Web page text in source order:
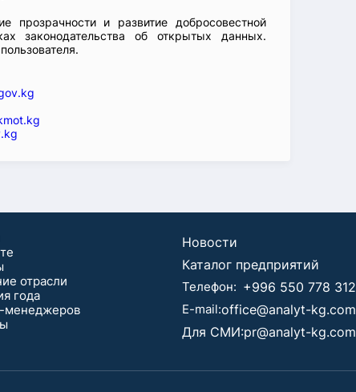
прозрачности и развитие добросовестной
законодательства об открытых данных.
отрасли
года
менеджеров
Новости
Каталог предприятий
Телефон: +996 550 778 312
E-mail:office@analyt-kg.com
Для СМИ:pr@analyt-kg.com